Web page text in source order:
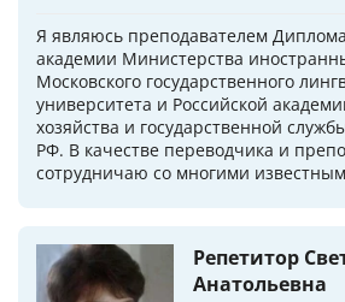
Я являюсь преподавателем
академии Министерства
Московского государственного
университета и Российской
хозяйства и государственной
РФ. В качестве переводчика и
сотрудничаю со многими
Репетитор
Анатольевна